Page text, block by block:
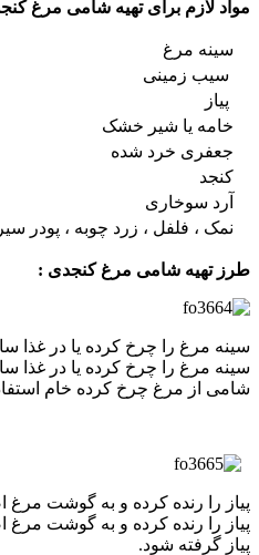
مواد لازم برای تهیه شامی مرغ کنجدی
سینه مرغ
سیب زمینی
پیاز
خامه یا شیر خشک
جعفری خرد شده
کنجد
آرد سوخاری
نمک ، فلفل ، زرد چوبه ، پودر سیر
طرز تهیه شامی مرغ کنجدی :
سینه مرغ را چرخ کرده یا در غذا
سینه مرغ را چرخ کرده یا در غذا
شامی از مرغ چرخ کرده خام
پیاز را رنده کرده و به گوشت مرغ
پیاز را رنده کرده و به گوشت
پیاز گرفته شود.